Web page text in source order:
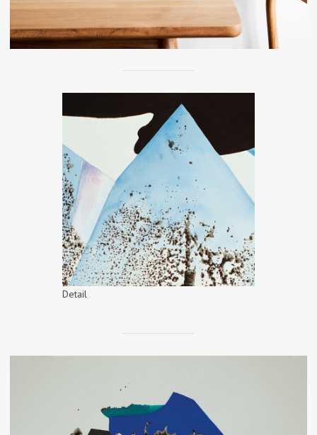
Detail